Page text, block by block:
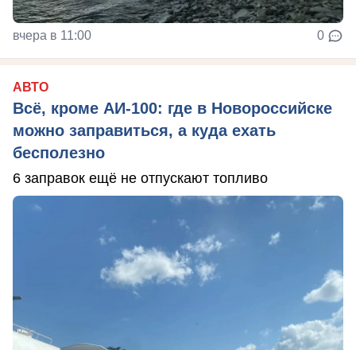
вчера в 11:00 0
АВТО
Всё, кроме АИ-100: где в Новороссийске
можно заправиться, а куда ехать
бесполезно
6 заправок ещё не отпускают топливо